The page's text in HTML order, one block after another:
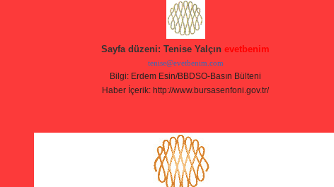
Sayfa düzeni: Tenise Yalçın evetbenim
tenise@evetbenim.com
Bilgi: Erdem Esin/BBDSO-Basın Bülteni
Haber İçerik: http://www.bursasenfoni.gov.tr/